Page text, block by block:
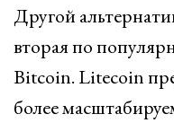
Другой
вторая по
Bitcoin. Litecoin
более